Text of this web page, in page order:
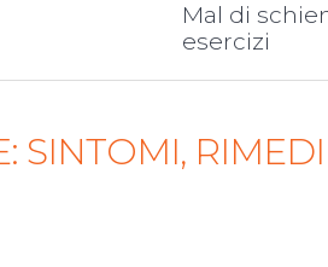
Mal di
esercizi
SINTOMI,